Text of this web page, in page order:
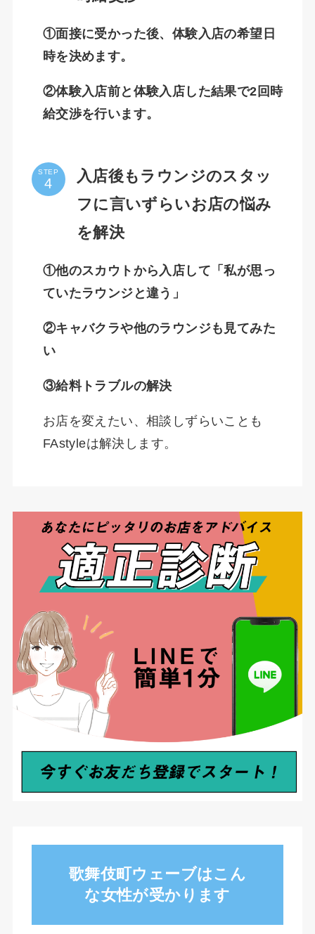
①面接に受かった後、体験入店の希望日
時を決めます。
②体験入店前と体験入店した結果で2回時
給交渉を行います。
STEP
入店後もラウンジのスタッ
フに言いずらいお店の悩み
を解決
①他のスカウトから入店して「私が思っ
ていたラウンジと違う」
②キャバクラや他のラウンジも見てみた
い
③給料トラブルの解決
お店を変えたい、相談しずらいことも
FAstyleは解決します。
歌舞伎町ウェーブはこん
な女性が受かります